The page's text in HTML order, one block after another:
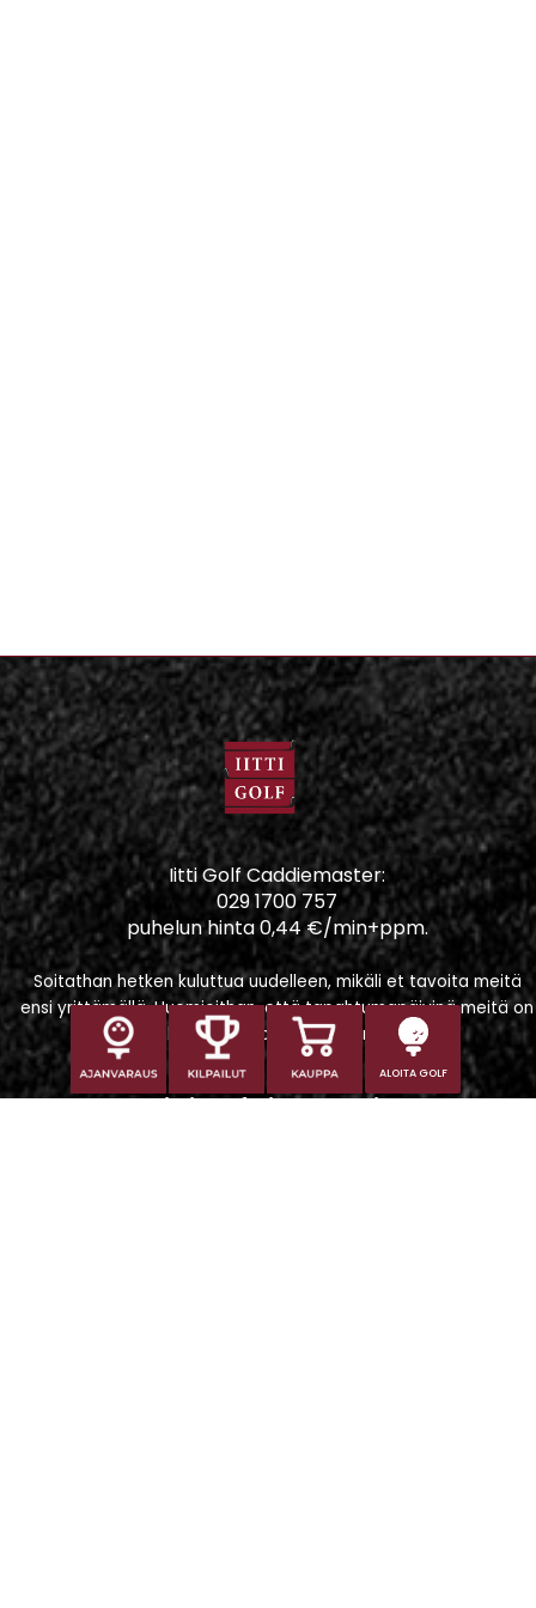
ALOITA GOLF
Iitti Golf Caddiemaster:
029 1700 757
puhelun hinta 0,44 €/min+ppm.
Soitathan hetken kuluttua uudelleen, mikäli et tavoita meitä
ensi yrittämällä. Huomioithan, että tapahtumapäivinä meitä on
vaikeampi tavoittaa puhelimitse.
Iitti Golf Niskaportti